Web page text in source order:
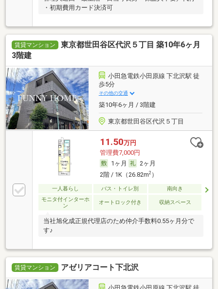
・初期費用カード決済可
賃貸マンション
東京都世田谷区代沢５丁目 築10年6ヶ月
3階建
小田急電鉄小田原線 下北沢駅 徒
歩5分
その他の交通
築10年6ヶ月 / 3階建
東京都世田谷区代沢５丁目
11.50万円
管理費7,000円
1ヶ月
2ヶ月
2階 / 1K（26.82m2）
一人暮らし バス・トイレ別
南向き
モニタ付インターホ
ン
オートロック付き 収納スペース
当社旭化成正規代理店のため仲介手数料0.55ヶ月分で
す♪
賃貸マンション アゼリアコート下北沢